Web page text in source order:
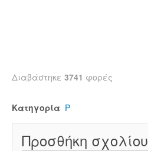
Διαβάστηκε 3741 φορές
Κατηγορία Ρ
Προσθήκη σχολίου